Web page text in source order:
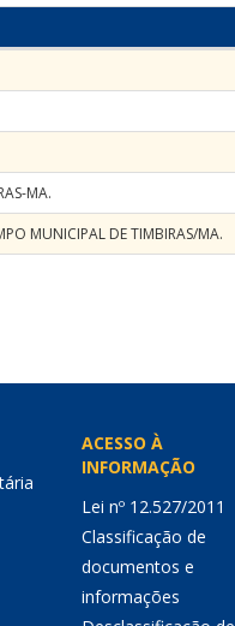
MA.
MUNICIPAL DE TIMBIRAS/MA.
ACESSO À
INFORMAÇÃO
Lei nº 12.527/2011
Classificação de
documentos e
informações